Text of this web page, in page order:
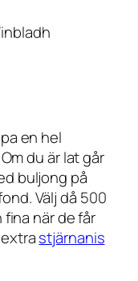
en hel
du är lat går
buljong på
Välj då 500
när de får
stjärnanis